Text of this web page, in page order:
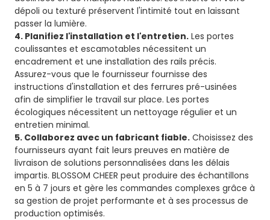
dépoli ou texturé préservent l'intimité tout en laissant
passer la lumière.
4. Planifiez l'installation et l'entretien. Les portes
coulissantes et escamotables nécessitent un
encadrement et une installation des rails précis.
Assurez-vous que le fournisseur fournisse des
instructions d'installation et des ferrures pré-usinées
afin de simplifier le travail sur place. Les portes
écologiques nécessitent un nettoyage régulier et un
entretien minimal.
5. Collaborez avec un fabricant fiable. Choisissez des
fournisseurs ayant fait leurs preuves en matière de
livraison de solutions personnalisées dans les délais
impartis. BLOSSOM CHEER peut produire des échantillons
en 5 à 7 jours et gère les commandes complexes grâce à
sa gestion de projet performante et à ses processus de
production optimisés.